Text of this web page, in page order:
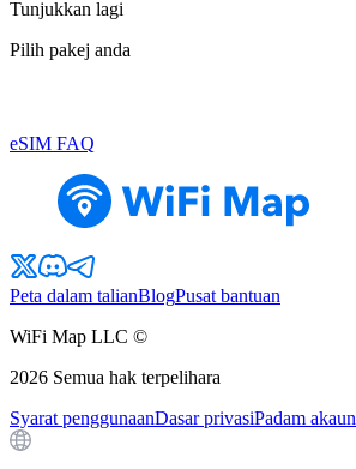
Tunjukkan lagi
Pilih pakej anda
eSIM FAQ
Peta dalam talianBlogPusat bantuan
WiFi Map LLC ©
2026 Semua hak terpelihara
Syarat penggunaanDasar privasiPadam akaun